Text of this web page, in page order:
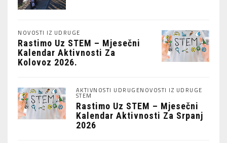
NOVOSTI IZ UDRUGE
Rastimo Uz STEM – Mjesečni
Kalendar Aktivnosti Za
Kolovoz 2026.
AKTIVNOSTI UDRUGENOVOSTI IZ UDRUGE
STEM
Rastimo Uz STEM – Mjesečni
Kalendar Aktivnosti Za Srpanj
2026